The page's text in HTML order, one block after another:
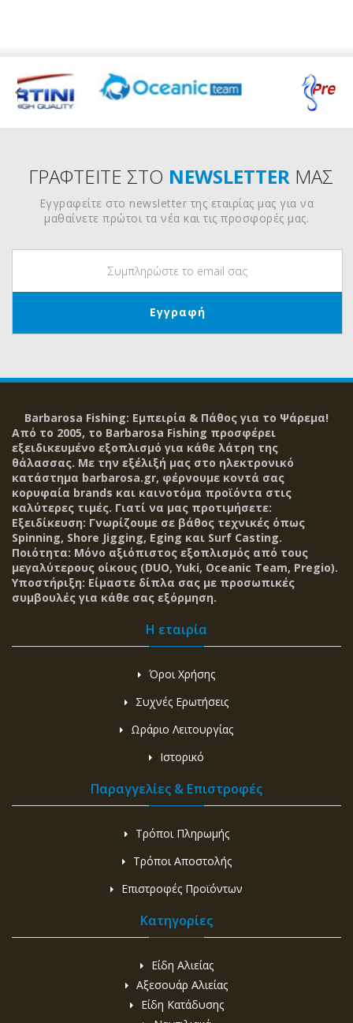
ΓΡΑΦΤΕΙΤΕ ΣΤΟ NEWSLETTERΜΑΣ
Εγγραφείτε στο newsletter της εταιρίας μας για να
μαθαίνετε πρώτοι τα νέα και τις προσφορές μας.
Barbarosa Fishing: Εμπειρία & Πάθος για το Ψάρεμα!
Από το 2005, το Barbarosa Fishing προσφέρει
εξειδικευμένο εξοπλισμό για κάθε λάτρη της
θάλασσας. Με την εξέλιξή μας στο ηλεκτρονικό
κατάστημα barbarosa.gr, φέρνουμε κοντά σας
κορυφαία brands και καινοτόμα προϊόντα στις
καλύτερες τιμές. Γιατί να μας προτιμήσετε:
Εξειδίκευση: Γνωρίζουμε σε βάθος τεχνικές όπως
Spinning, Shore Jigging, Eging και Surf Casting.
Ποιότητα: Μόνο αξιόπιστος εξοπλισμός από τους
μεγαλύτερους οίκους (DUO, Yuki, Oceanic Team, Pregio).
Υποστήριξη: Είμαστε δίπλα σας με προσωπικές
συμβουλές για κάθε σας εξόρμηση.
Η εταιρία
Όροι Χρήσης
Συχνές Ερωτήσεις
Ωράριο Λειτουργίας
Ιστορικό
Παραγγελίες & Επιστροφές
Τρόποι Πληρωμής
Τρόποι Αποστολής
Επιστροφές Προϊόντων
Κατηγορίες
Είδη Αλιείας
Αξεσουάρ Αλιείας
Είδη Κατάδυσης